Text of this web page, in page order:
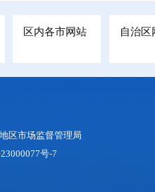
区内各市网站 自治区
区市场监督管理局
号-7